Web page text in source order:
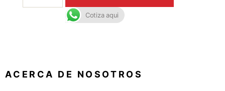
Cotiza aqui
A C E R C A D E N O S O T R O S